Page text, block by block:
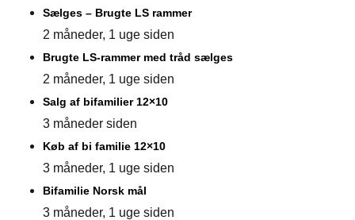
Sælges – Brugte LS rammer
2 måneder, 1 uge siden
Brugte LS-rammer med tråd sælges
2 måneder, 1 uge siden
Salg af bifamilier 12×10
3 måneder siden
Køb af bi familie 12×10
3 måneder, 1 uge siden
Bifamilie Norsk mål
3 måneder, 1 uge siden